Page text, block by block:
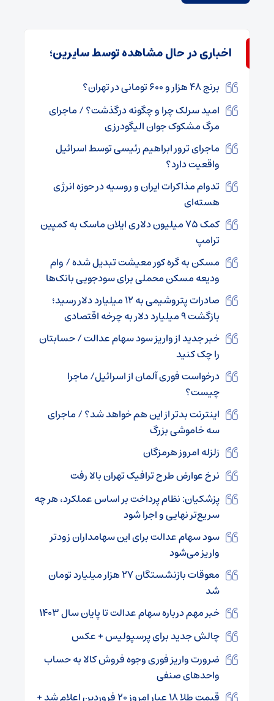
اخباری در حال مشاهده توسط سایرین؛
برنج ۴۸ هزار و ۶۰۰ تومانی در تهران؟
امید سرلک چرا و چگونه درگذشت؟ / ماجرای
مرگ مشکوک جوان الیگودرزی
ماجرای ترور ابراهیم رئیسی توسط اسرائیل
واقعیت دارد؟
تدوام مذاکرات ایران و روسیه در حوزه انرژی
هسته‌ای
کمک ۷۵ میلیون دلاری ایلان ماسک به کمپین
ترامپ
مسکن به گره کور معیشت تبدیل شده / وام
ودیعه مسکن محملی برای سودجویی بانک‌ها
صادرات پتروشیمی به ۱۲ میلیارد دلار رسید؛
بازگشت ۹ میلیارد دلار به چرخه اقتصادی
خبر جدید از واریز سود سهام عدالت / حسابتان
را چک کنید
درخواست فوری آلمان از اسرائیل/ ماجرا
چیست؟
اینترنت بدتر از این هم خواهد شد؟ / ماجرای
سه خاموشی بزرگ
زلزله امروز هرمزگان
نرخ عوارض طرح ترافیک تهران بالا رفت
پزشکیان: نظام پرداخت بر اساس عملکرد، هر چه
سریع‌تر نهایی و اجرا شود
سود سهام عدالت برای این سهامداران زودتر
واریز می‌شود
معوقات بازنشستگان ۲۷ هزار میلیارد تومان
شد
خبر مهم درباره سهام عدالت تا پایان سال ۱۴۰۳
چالش جدید برای پرسپولیس + عکس
ضرورت واریز فوری وجوه فروش کالا به حساب
واحدهای صنفی
قیمت طلا ۱۸ عیار امروز ۲۰ فروردین اعلام شد +